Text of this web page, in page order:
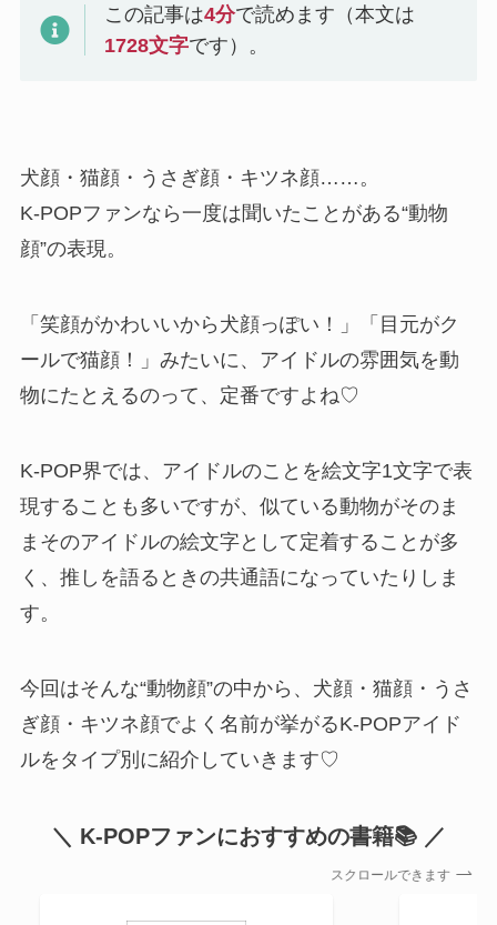
この記事は4分で読めます（本文は
1728文字です）。
犬顔・猫顔・うさぎ顔・キツネ顔……。
K-POPファンなら一度は聞いたことがある“動物
顔”の表現。
「笑顔がかわいいから犬顔っぽい！」「目元がク
ールで猫顔！」みたいに、アイドルの雰囲気を動
物にたとえるのって、定番ですよね♡
K-POP界では、アイドルのことを絵文字1文字で表
現することも多いですが、似ている動物がそのま
まそのアイドルの絵文字として定着することが多
く、推しを語るときの共通語になっていたりしま
す。
今回はそんな“動物顔”の中から、犬顔・猫顔・うさ
ぎ顔・キツネ顔でよく名前が挙がるK-POPアイド
ルをタイプ別に紹介していきます♡
＼ K-POPファンにおすすめの書籍📚 ／
スクロールできます